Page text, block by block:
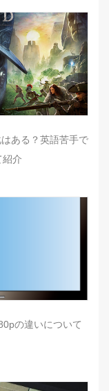
ある？英語苦手で
紹介
の違いについて